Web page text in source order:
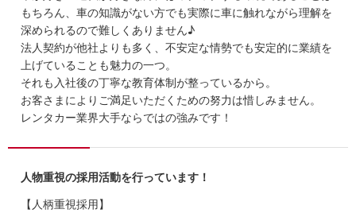
もちろん、車の知識がない方でも実際に車に触れながら理解を
深められるので難しくありません♪
法人契約が他社よりも多く、不安定な情勢でも安定的に業績を
上げていることも魅力の一つ。
それも入社後の丁寧な教育体制が整っているから。
お客さまによりご満足いただくための努力は惜しみません。
レンタカー業界大手ならではの強みです！
人物重視の採用活動を行っています！
【人柄重視採用】